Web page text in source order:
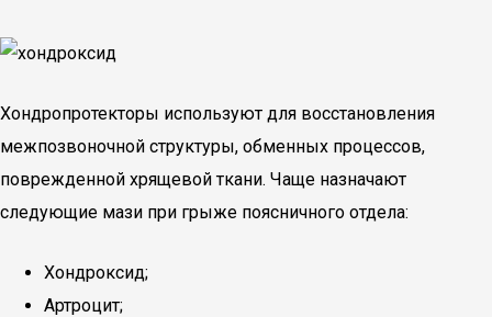
Хондропротекторы используют для восстановления
межпозвоночной структуры, обменных процессов,
поврежденной хрящевой ткани. Чаще назначают
следующие мази при грыже поясничного отдела:
Хондроксид;
Артроцит;